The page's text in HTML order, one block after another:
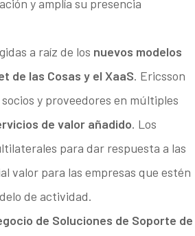
y amplía su presencia
a raíz de los nuevos modelos
de las Cosas y el XaaS. Ericsson
y proveedores en múltiples
de valor añadido. Los
para dar respuesta a las
valor para las empresas que estén
de actividad.
de Soluciones de Soporte de